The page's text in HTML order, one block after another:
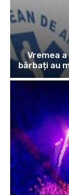
Vremea
bărbați au